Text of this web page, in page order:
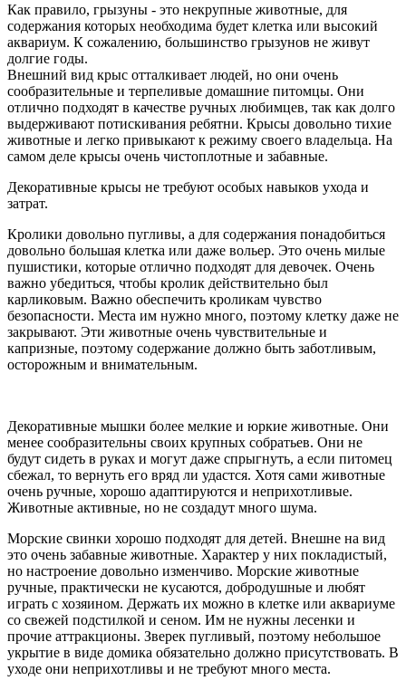
Как правило, грызуны - это некрупные животные, для
содержания которых необходима будет клетка или высокий
аквариум. К сожалению, большинство грызунов не живут
долгие годы.
Внешний вид крыс отталкивает людей, но они очень
сообразительные и терпеливые домашние питомцы. Они
отлично подходят в качестве ручных любимцев, так как долго
выдерживают потискивания ребятни. Крысы довольно тихие
животные и легко привыкают к режиму своего владельца. На
самом деле крысы очень чистоплотные и забавные.
Декоративные крысы не требуют особых навыков ухода и
затрат.
Кролики довольно пугливы, а для содержания понадобиться
довольно большая клетка или даже вольер. Это очень милые
пушистики, которые отлично подходят для девочек. Очень
важно убедиться, чтобы кролик действительно был
карликовым. Важно обеспечить кроликам чувство
безопасности. Места им нужно много, поэтому клетку даже не
закрывают. Эти животные очень чувствительные и
капризные, поэтому содержание должно быть заботливым,
осторожным и внимательным.
Декоративные мышки более мелкие и юркие животные. Они
менее сообразительны своих крупных собратьев. Они не
будут сидеть в руках и могут даже спрыгнуть, а если питомец
сбежал, то вернуть его вряд ли удастся. Хотя сами животные
очень ручные, хорошо адаптируются и неприхотливые.
Животные активные, но не создадут много шума.
Морские свинки хорошо подходят для детей. Внешне на вид
это очень забавные животные. Характер у них покладистый,
но настроение довольно изменчиво. Морские животные
ручные, практически не кусаются, добродушные и любят
играть с хозяином. Держать их можно в клетке или аквариуме
со свежей подстилкой и сеном. Им не нужны лесенки и
прочие аттракционы. Зверек пугливый, поэтому небольшое
укрытие в виде домика обязательно должно присутствовать. В
уходе они неприхотливы и не требуют много места.